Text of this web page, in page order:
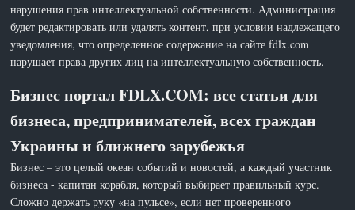
нарушения прав интеллектуальной собственности. Администрация
будет редактировать или удалять контент, при условии надлежащего
уведомления, что определенное содержание на сайте fdlx.com
нарушает права других лиц на интеллектуальную собственность.
Бизнес портал FDLX.COM: все статьи для
бизнеса, предпринимателей, всех граждан
Украины и ближнего зарубежья
Бизнес – это целый океан событий и новостей, а каждый участник
бизнеса - капитан корабля, который выбирает правильный курс.
Сложно держать руку «на пульсе», если нет проверенного